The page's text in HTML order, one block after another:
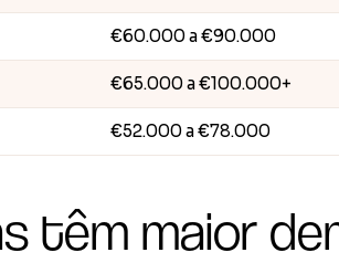
€60.000 a €90.000
€65.000 a €100.000+
€52.000 a €78.000
têm maior